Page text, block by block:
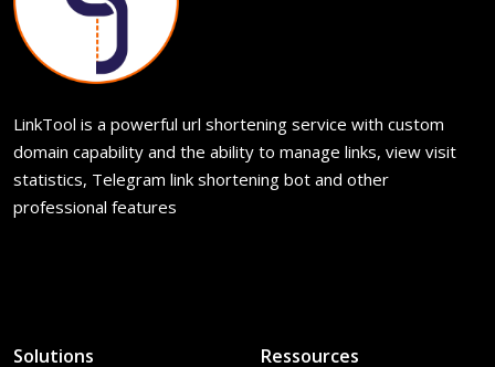
LinkTool is a powerful url shortening service with custom
domain capability and the ability to manage links, view visit
statistics, Telegram link shortening bot and other
professional features
Solutions Ressources